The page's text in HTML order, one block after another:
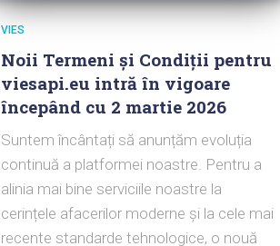
VIES
Noii Termeni și Condiții pentru
viesapi.eu intră în vigoare
începând cu 2 martie 2026
Suntem încântați să anunțăm evoluția
continuă a platformei noastre. Pentru a
alinia mai bine serviciile noastre la
cerințele afacerilor moderne și la cele mai
recente standarde tehnologice, o nouă